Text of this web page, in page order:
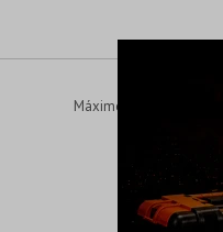
Máximo brillo y